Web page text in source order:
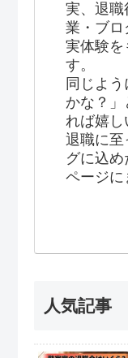
実、退職
業・ブロ
実体験を
す。
同じよ
かな？
れば嬉し
退職に至
グに込
ページに
人気記事